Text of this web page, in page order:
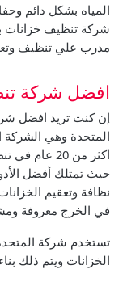
المياه بشكل دائم
شركة تنظيف
مدرب علي تنظيف
افضل شركة
إن كنت تريد افضل
المتحدة وهي الشركة
اكثر من 20
حيث تمتلك أفضل
نظافة وتعقيم
في الخرج معروفة
تستخدم شركة
الخزانات ويتم ذلك